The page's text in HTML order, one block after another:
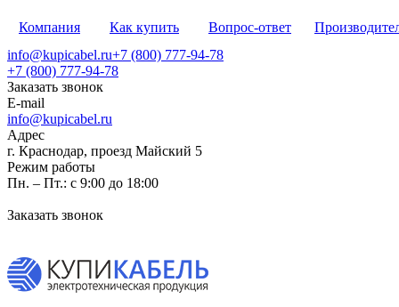
Компания Как купить Вопрос-ответ
info@kupicabel.ru+7 (800) 777-94-78
+7 (800) 777-94-78
Заказать звонок
E-mail
info@kupicabel.ru
Адрес
г. Краснодар, проезд Майский 5
Режим работы
Пн. – Пт.: с 9:00 до 18:00
Заказать звонок